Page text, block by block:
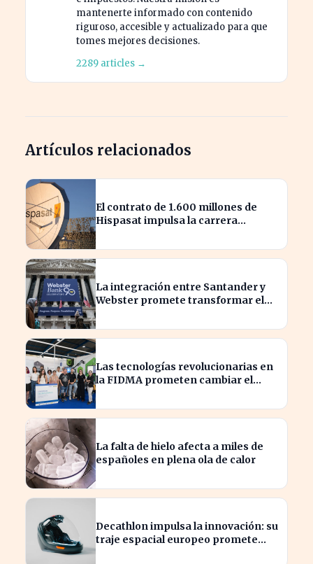
mantenerte informado con contenido
riguroso, accesible y actualizado para que
tomes mejores decisiones.
2289 articles →
Artículos relacionados
El contrato de 1.600 millones de
Hispasat impulsa la carrera
La integración entre Santander y
Webster promete transformar el
Las tecnologías revolucionarias en
la FIDMA prometen cambiar el
La falta de hielo afecta a miles de
españoles en plena ola de calor
Decathlon impulsa la innovación: su
traje espacial europeo promete